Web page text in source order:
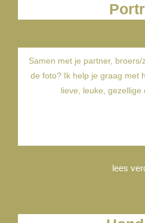
Samen met je partner,
de foto? Ik help je graag met
lieve, leuke, gezellige
lees